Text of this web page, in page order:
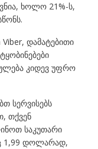
ხოლო 21%-ს,
დამატებითი
კიდევ უფრო
სერვისებს
თქვენ
საკუთარი
1,99 დოლარად,